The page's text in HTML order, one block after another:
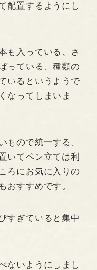
配置するようにし
も入っている、さ
っている、種類の
いるというようで
なってしまいま
もので統一する、
いてペン立ては利
ろにお気に入りの
おすすめです。
すぎていると集中
ないようにしまし